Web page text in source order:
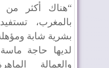
بالمغرب،
بشرية شابة
لديها حاجة ماسة
والعمالة